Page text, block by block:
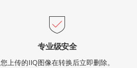
专业级安全
您上传的IIQ图像在转换后立即删除。